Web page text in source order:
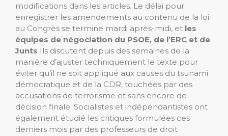
modifications dans les articles. Le délai pour
enregistrer les amendements au contenu de la loi
au Congrès se termine mardi après-midi, et les
équipes de négociation du PSOE, de l’ERC et de
Junts Ils discutent depuis des semaines de la
manière d’ajuster techniquement le texte pour
éviter qu’il ne soit appliqué aux causes du tsunami
démocratique et de la CDR, touchées par des
accusations de terrorisme et sans encore de
décision finale. Socialistes et indépendantistes ont
également étudié les critiques formulées ces
derniers mois par des professeurs de droit